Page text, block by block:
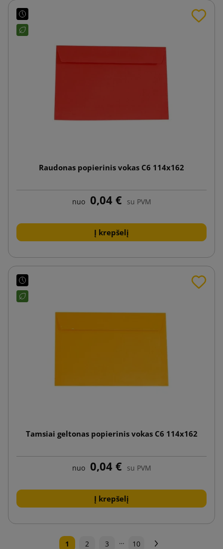
Raudonas popierinis vokas C6 114x162
nuo 0,04 € su PVM
Į krepšelį
Tamsiai geltonas popierinis vokas C6 114x162
nuo 0,04 € su PVM
Į krepšelį
1 2 3 … 10